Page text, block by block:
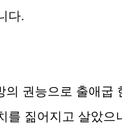
다.
의 권능으로 출애굽
를 짊어지고 살았으